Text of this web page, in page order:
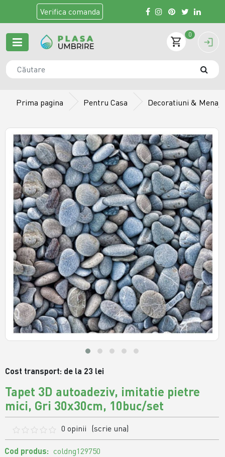
Verifica comanda
0
Prima pagina Pentru Casa Decoratiuni & Menaj
Cost transport: de la 23 lei
Tapet 3D autoadeziv, imitatie pietre
mici, Gri 30x30cm, 10buc/set
0 opinii (scrie una)
Cod produs: coldng129750